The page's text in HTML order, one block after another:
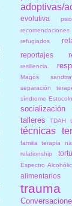
adoptivas/
evolutiva
recomendaciones
refugiados
reportajes
resiliencia.
Magos
separación
síndrome
socialización
talleres TDAH
técnicas
familia
terapia
relationship
Espectro
alimentarios
trauma